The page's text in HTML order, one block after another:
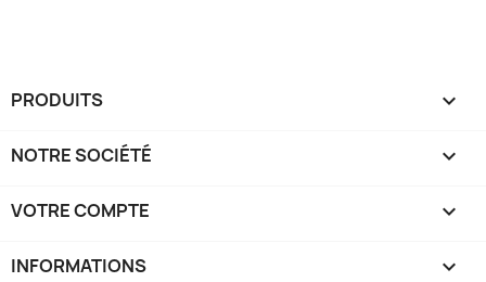
PRODUITS 
NOTRE SOCIÉTÉ 
VOTRE COMPTE 
INFORMATIONS keyboard_arrow_down